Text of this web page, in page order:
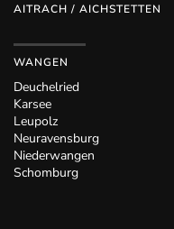
AITRACH / AICHSTETTEN
WANGEN
Deuchelried
Karsee
Leupolz
Neuravensburg
Niederwangen
Schomburg